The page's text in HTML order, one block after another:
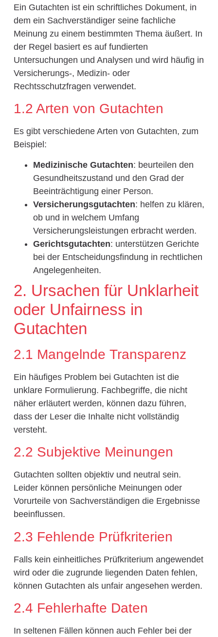
Ein Gutachten ist ein schriftliches Dokument, in
dem ein Sachverständiger seine fachliche
Meinung zu einem bestimmten Thema äußert. In
der Regel basiert es auf fundierten
Untersuchungen und Analysen und wird häufig in
Versicherungs-, Medizin- oder
Rechtsschutzfragen verwendet.
1.2 Arten von Gutachten
Es gibt verschiedene Arten von Gutachten, zum
Beispiel:
Medizinische Gutachten: beurteilen den
Gesundheitszustand und den Grad der
Beeinträchtigung einer Person.
Versicherungsgutachten: helfen zu klären,
ob und in welchem Umfang
Versicherungsleistungen erbracht werden.
Gerichtsgutachten: unterstützen Gerichte
bei der Entscheidungsfindung in rechtlichen
Angelegenheiten.
2. Ursachen für Unklarheit
oder Unfairness in
Gutachten
2.1 Mangelnde Transparenz
Ein häufiges Problem bei Gutachten ist die
unklare Formulierung. Fachbegriffe, die nicht
näher erläutert werden, können dazu führen,
dass der Leser die Inhalte nicht vollständig
versteht.
2.2 Subjektive Meinungen
Gutachten sollten objektiv und neutral sein.
Leider können persönliche Meinungen oder
Vorurteile von Sachverständigen die Ergebnisse
beeinflussen.
2.3 Fehlende Prüfkriterien
Falls kein einheitliches Prüfkriterium angewendet
wird oder die zugrunde liegenden Daten fehlen,
können Gutachten als unfair angesehen werden.
2.4 Fehlerhafte Daten
In seltenen Fällen können auch Fehler bei der